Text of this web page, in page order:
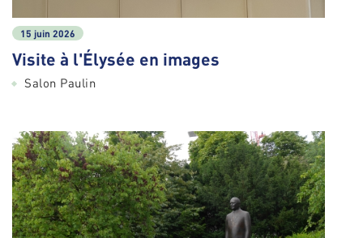
15 juin 2026
Visite à l'Élysée en images
Salon Paulin